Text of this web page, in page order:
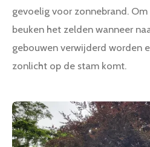
gevoelig voor zonnebrand.
beuken het zelden wanneer
gebouwen verwijderd worden
zonlicht op de stam komt.